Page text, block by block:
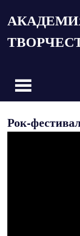
Рок-